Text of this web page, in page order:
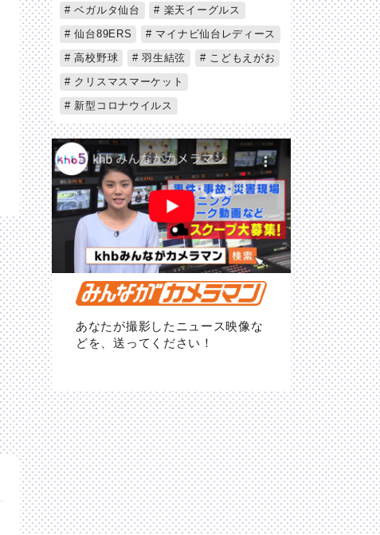
ベガルタ仙台
楽天イーグルス
仙台89ERS
マイナビ仙台レディース
高校野球
羽生結弦
こどもえがお
クリスマスマーケット
新型コロナウイルス
あなたが撮影したニュース映像な
どを、送ってください！